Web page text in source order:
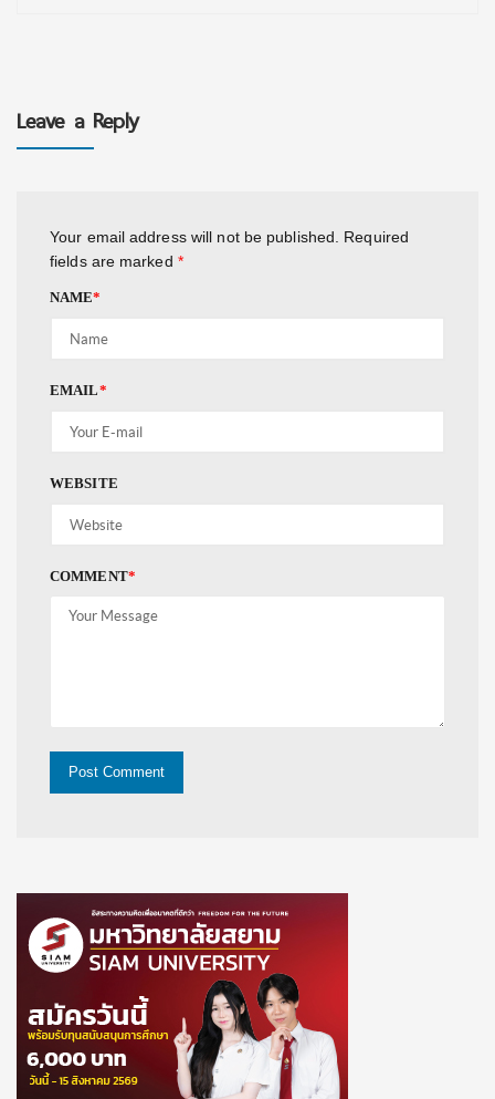
Leave a Reply
Your email address will not be published.
Required
fields are marked *
NAME*
EMAIL*
WEBSITE
COMMENT*